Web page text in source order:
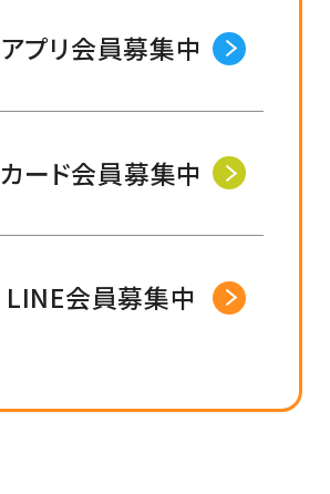
アプリ会員募集中
カード会員募集中
LINE会員募集中